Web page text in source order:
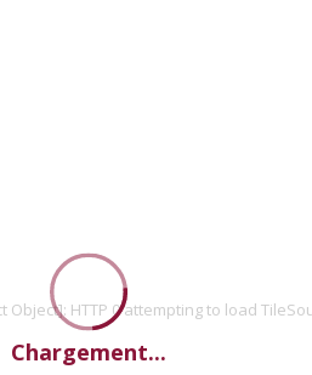
HTTP 0 attempting to load
Chargement...